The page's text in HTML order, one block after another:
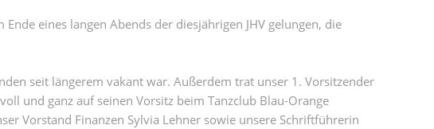
eines langen Abends der diesjährigen JHV gelungen, die
seit längerem vakant war. Außerdem trat unser 1. Vorsitzender
und ganz auf seinen Vorsitz beim Tanzclub Blau-Orange
Vorstand Finanzen Sylvia Lehner sowie unsere Schriftführerin